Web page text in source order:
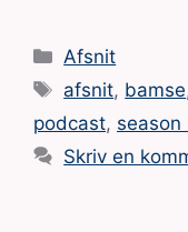
Kategorier
Afsnit
Tags
afsnit, bamse
podcast, season
Skriv en